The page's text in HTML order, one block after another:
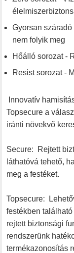
Gyorsan
nem folyik meg
Hőálló sorozat -
Resist sorozat -
Innovatív
Topsecure a
iránti növekvő
Secure: Rejtett
láthatóvá tehető,
meg a festéket.
Topsecure:
festékben
rejtett biztonsági
rendszerünk
termékazonosítás